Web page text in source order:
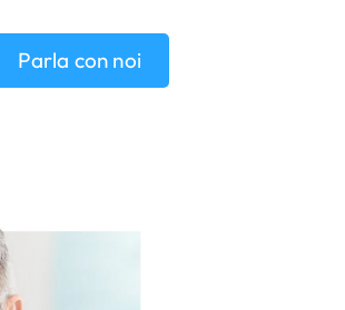
Parla con noi